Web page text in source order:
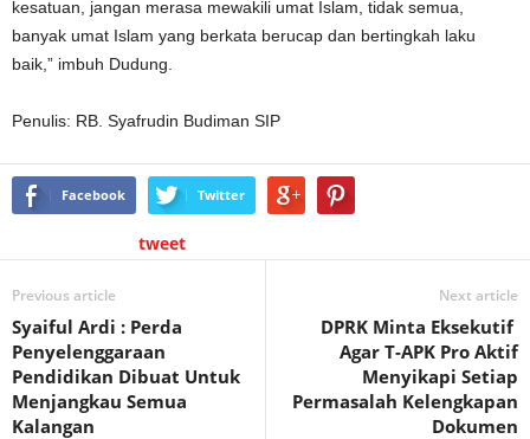
kesatuan, jangan merasa mewakili umat Islam, tidak semua,
banyak umat Islam yang berkata berucap dan bertingkah laku
baik,” imbuh Dudung.
Penulis: RB. Syafrudin Budiman SIP
Facebook Twitter
tweet
Previous article
Syaiful Ardi : Perda
Penyelenggaraan
Pendidikan Dibuat Untuk
Menjangkau Semua
Kalangan
Next article
DPRK Minta Eksekutif
Agar T-APK Pro Aktif
Menyikapi Setiap
Permasalah Kelengkapan
Dokumen